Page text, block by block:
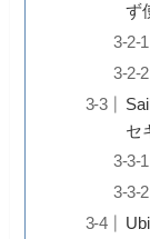
ず
セ